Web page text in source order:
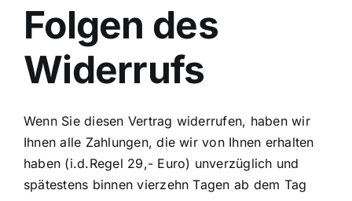
Folgen des
Widerrufs
Wenn Sie diesen Vertrag widerrufen, haben wir
Ihnen alle Zahlungen, die wir von Ihnen erhalten
haben (i.d.Regel 29,- Euro) unverzüglich und
spätestens binnen vierzehn Tagen ab dem Tag